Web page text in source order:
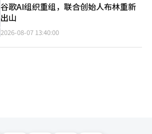
谷歌AI组织重组，联合创始人布林重新
出山
2026-08-07 13:40:00